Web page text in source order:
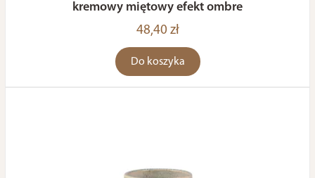
kremowy miętowy efekt ombre
48,40 zł
Do koszyka